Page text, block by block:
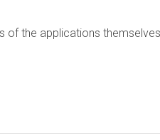
the applications